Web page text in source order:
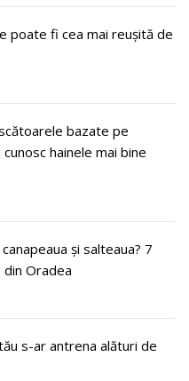
poate fi cea mai reușită de
bazate pe
hainele mai bine
și salteaua? 7
Oradea
s-ar antrena alături de